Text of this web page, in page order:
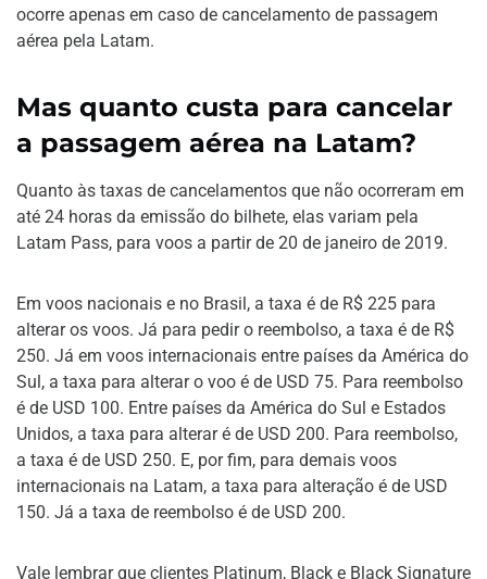
ocorre apenas em caso de cancelamento de passagem
aérea pela Latam.
Mas quanto custa para cancelar
a passagem aérea na Latam?
Quanto às taxas de cancelamentos que não ocorreram em
até 24 horas da emissão do bilhete, elas variam pela
Latam Pass, para voos a partir de 20 de janeiro de 2019.
Em voos nacionais e no Brasil, a taxa é de R$ 225 para
alterar os voos. Já para pedir o reembolso, a taxa é de R$
250. Já em voos internacionais entre países da América do
Sul, a taxa para alterar o voo é de USD 75. Para reembolso
é de USD 100. Entre países da América do Sul e Estados
Unidos, a taxa para alterar é de USD 200. Para reembolso,
a taxa é de USD 250. E, por fim, para demais voos
internacionais na Latam, a taxa para alteração é de USD
150. Já a taxa de reembolso é de USD 200.
Vale lembrar que clientes Platinum, Black e Black Signature